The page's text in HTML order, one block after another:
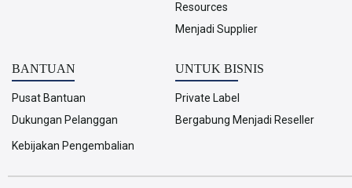
Resources
Menjadi Supplier
BANTUAN
Pusat Bantuan
Dukungan Pelanggan
Kebijakan Pengembalian
UNTUK BISNIS
Private Label
Bergabung Menjadi Reseller